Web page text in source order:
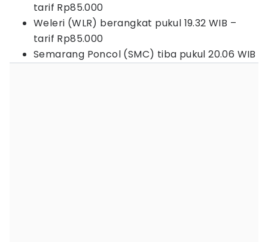
tarif Rp85.000
Weleri (WLR) berangkat pukul 19.32 WIB –
tarif Rp85.000
Semarang Poncol (SMC) tiba pukul 20.06 WIB